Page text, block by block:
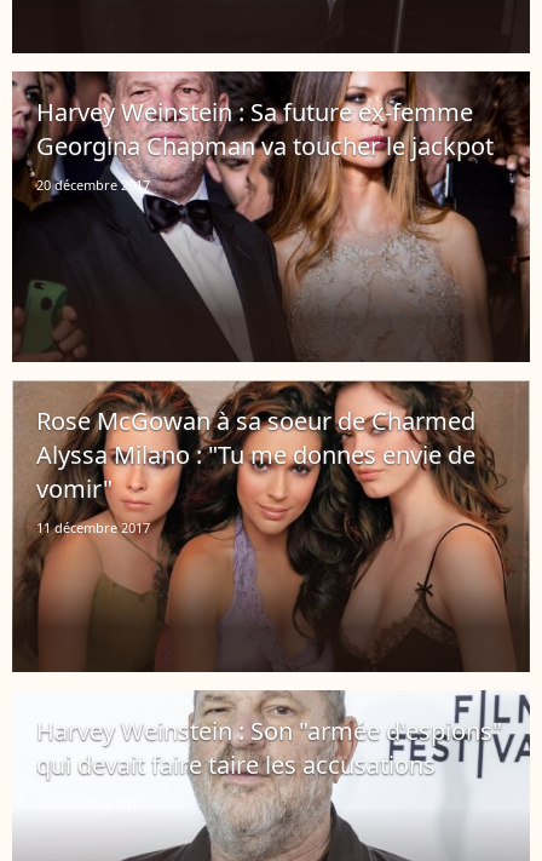
Harvey Weinstein : Sa future ex-femme
Georgina Chapman va toucher le jackpot
20 décembre 2017
Rose McGowan à sa soeur de Charmed
Alyssa Milano : "Tu me donnes envie de
vomir"
11 décembre 2017
Harvey Weinstein : Son "armée d'espions"
qui devait faire taire les accusations